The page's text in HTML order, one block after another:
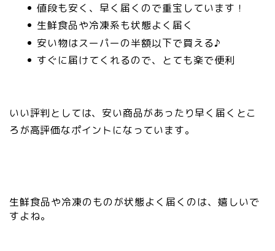
値段も安く、早く届くので重宝しています！
生鮮食品や冷凍系も状態よく届く
安い物はスーパーの半額以下で買える♪
すぐに届けてくれるので、とても楽で便利
いい評判としては、 安い商品があったり早く届くとこ
ろが高評価なポイント になっています。
生鮮食品や冷凍のものが状態よく届くのは、嬉しいで
すよね。